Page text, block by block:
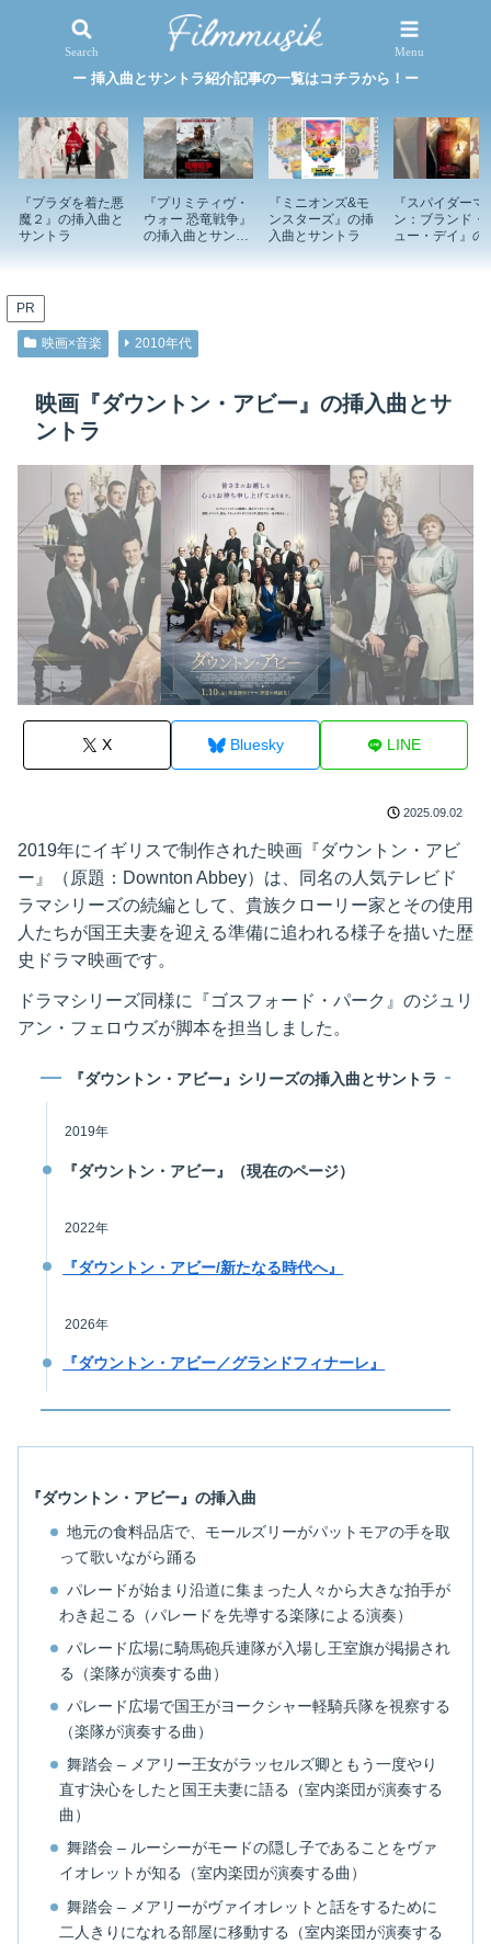
映画×音楽 特集記事
ー 挿入曲とサントラ紹介記事の一覧はコチラから！ー
『プラダを着た悪
魔２』の挿入曲と
サントラ
『プリミティヴ・
ウォー 恐竜戦争』
の挿入曲とサント
『ミニオンズ&モ
ンスターズ』の挿
入曲とサントラ
『スパイダーマ
ン：ブランド・
ュー・デイ』の
PR
映画×音楽 2010年代
映画『ダウントン・アビー』の挿入曲とサ
ントラ
X Bluesky LINE
2025.09.02
2019年にイギリスで制作された映画『ダウントン・アビ
ー』（原題：Downton Abbey）は、同名の人気テレビド
ラマシリーズの続編として、貴族クローリー家とその使用
人たちが国王夫妻を迎える準備に追われる様子を描いた歴
史ドラマ映画です。
ドラマシリーズ同様に『ゴスフォード・パーク』のジュリ
アン・フェロウズが脚本を担当しました。
『ダウントン・アビー』シリーズの挿入曲とサントラ
2019年
『ダウントン・アビー』（現在のページ）
2022年
『ダウントン・アビー/新たなる時代へ』
2026年
『ダウントン・アビー／グランドフィナーレ』
『ダウントン・アビー』の挿入曲
地元の食料品店で、モールズリーがパットモアの手を取
って歌いながら踊る
パレードが始まり沿道に集まった人々から大きな拍手が
わき起こる（パレードを先導する楽隊による演奏）
パレード広場に騎馬砲兵連隊が入場し王室旗が掲揚され
る（楽隊が演奏する曲）
パレード広場で国王がヨークシャー軽騎兵隊を視察する
（楽隊が演奏する曲）
舞踏会 – メアリー王女がラッセルズ卿ともう一度やり
直す決心をしたと国王夫妻に語る（室内楽団が演奏する
曲）
舞踏会 – ルーシーがモードの隠し子であることをヴァ
イオレットが知る（室内楽団が演奏する曲）
舞踏会 – メアリーがヴァイオレットと話をするために
二人きりになれる部屋に移動する（室内楽団が演奏する
Search Menu